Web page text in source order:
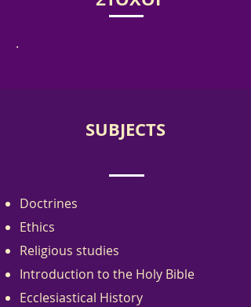
.
SUBJECTS
Doctrines
Ethics
Religious studies
Introduction to the Holy Bible
Ecclesiastical History